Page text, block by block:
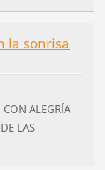
la sonrisa
ALEGRÍA
LAS